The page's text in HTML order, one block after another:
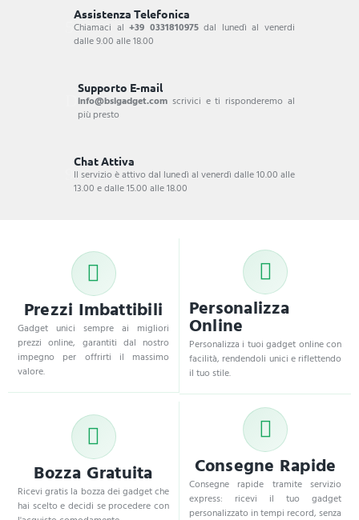
Assistenza Telefonica
Chiamaci al+39 0331810975dal lunedì al venerdi
dalle 9.00 alle 18.00
Supporto E-mail
info@bsigadget.com scrivici e ti risponderemo al
più presto
Chat Attiva
Il servizio è attivo dal lunedì al venerdì dalle 10.00 alle
13.00 e dalle 15.00 alle 18.00
Prezzi Imbattibili
Gadget unici sempre ai migliori
prezzi online, garantiti dal nostro
impegno per offrirti il massimo
valore.
Personalizza
Online
Personalizza i tuoi gadget online con
facilità, rendendoli unici e riflettendo
il tuo stile.
Bozza Gratuita
Ricevi gratis la bozza dei gadget che
hai scelto e decidi se procedere con
Consegne Rapide
Consegne rapide tramite servizio
express: ricevi il tuo gadget
personalizzato in tempi record, senza